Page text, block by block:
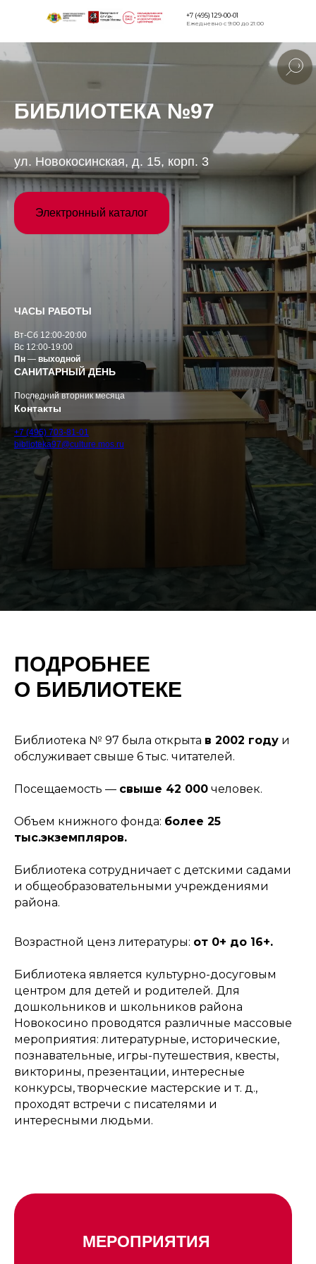
Версия для
+7 (495) 129-00-01
Ежедневно с 9:00 до 21:00
БИБЛИОТЕКА №97
ул. Новокосинская, д. 15, корп. 3
Электронный каталог
ЧАСЫ РАБОТЫ
Вт-Сб 12:00-20:00
Вс 12:00-19:00
Пн — выходной
САНИТАРНЫЙ ДЕНЬ
Последний вторник месяца
Контакты
+7 (495) 703-81-01
biblioteka97@culture.mos.ru
ПОДРОБНЕЕ
О БИБЛИОТЕКЕ
Библиотека № 97 была открыта в 2002 году и
обслуживает свыше 6 тыс. читателей.
Посещаемость — свыше 42 000 человек.
Объем книжного фонда: более 25
тыс.экземпляров.
Библиотека сотрудничает с детскими садами
и общеобразовательными учреждениями
района.
Возрастной ценз литературы: от 0+ до 16+.
Библиотека является культурно-досуговым
центром для детей и родителей. Для
дошкольников и школьников района
Новокосино проводятся различные массовые
мероприятия: литературные, исторические,
познавательные, игры-путешествия, квесты,
викторины, презентации, интересные
конкурсы, творческие мастерские и т. д.,
проходят встречи с писателями и
интересными людьми.
МЕРОПРИЯТИЯ